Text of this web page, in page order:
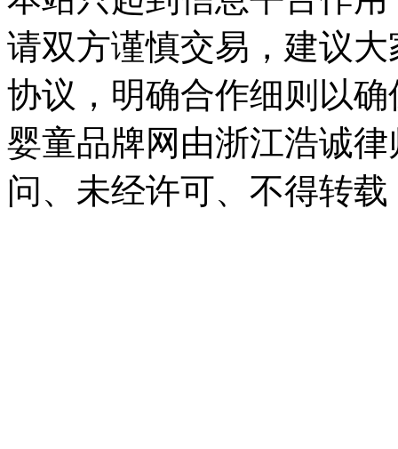
请双方谨慎交易，建议
协议，明确合作细则以
婴童品牌网由浙江浩诚
问、未经许可、不得转载